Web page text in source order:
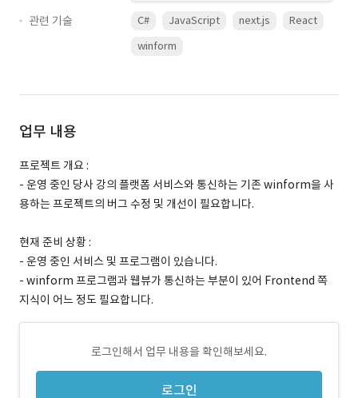
관련 기술
C# JavaScript next.js
React
winform
업무 내용
프로젝트 개요 :
- 운영 중인 당사 강의 플랫폼 서비스와 통신하는 기존 winform을 사
용하는 프로젝트의 버그 수정 및 개선이 필요합니다.
현재 준비 상황 :
- 운영 중인 서비스 및 프로그램이 있습니다.
- winform 프로그램과 웹뷰가 통신하는 부분이 있어 Frontend 쪽
지식이 어느 정도 필요합니다.
로그인해서 업무 내용을 확인해보세요.
로그인